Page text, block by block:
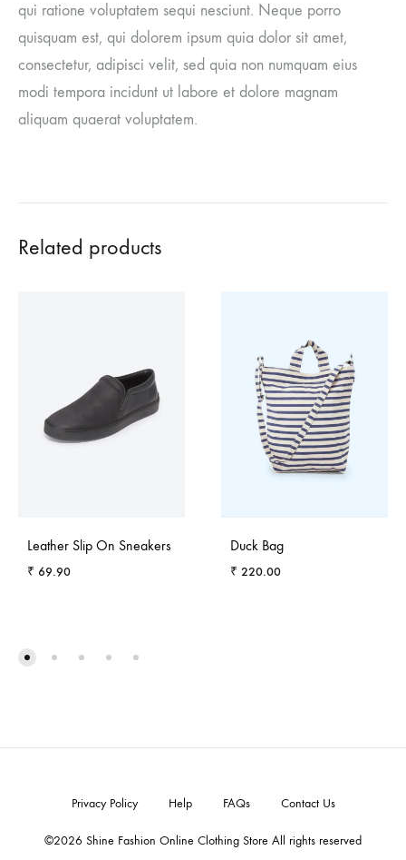
qui ratione voluptatem sequi nesciunt. Neque porro
quisquam est, qui dolorem ipsum quia dolor sit amet,
consectetur, adipisci velit, sed quia non numquam eius
modi tempora incidunt ut labore et dolore magnam
aliquam quaerat voluptatem.
Related products
Leather Slip On Sneakers
₹ 69.90
Duck Bag
₹ 220.00
©2026 Shine Fashion Online Clothing Store All rights reserved
Privacy Policy Help FAQs Contact Us